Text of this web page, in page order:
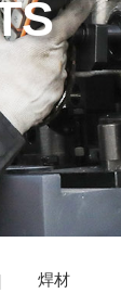
焊材